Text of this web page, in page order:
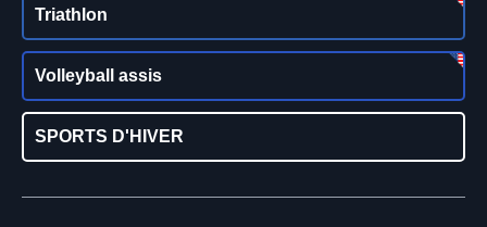
Triathlon
Volleyball assis
SPORTS D'HIVER